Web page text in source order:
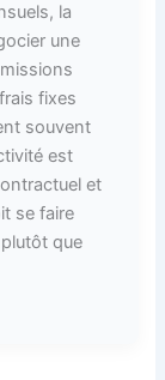
la
une
fixes
souvent
est
et
se faire
que